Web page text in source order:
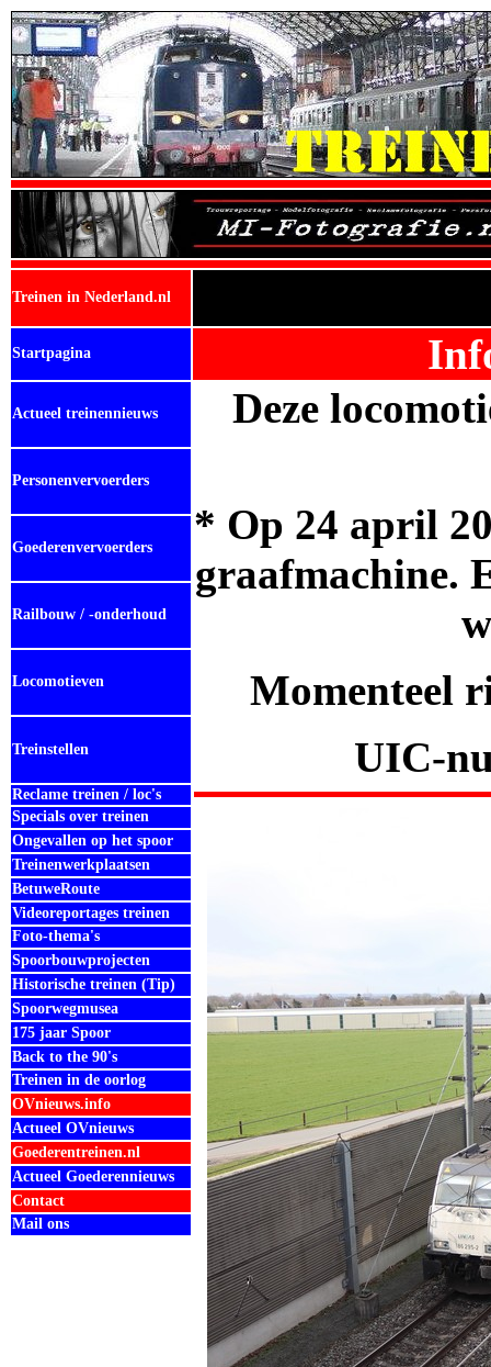
Treinen in Nederland.nl
Startpagina
Actueel treinennieuws Deze
* Op 24 april
graafmachine.
Momenteel
UIC-
Personenvervoerders
Goederenvervoerders
Railbouw / -onderhoud
Locomotieven
Treinstellen
Reclame treinen / loc's
Specials over treinen
Ongevallen op het spoor
Treinenwerkplaatsen
BetuweRoute
Videoreportages treinen
Foto-thema's
Spoorbouwprojecten
Historische treinen (Tip)
Spoorwegmusea
175 jaar Spoor
Back to the 90's
Treinen in de oorlog
OVnieuws.info
Actueel OVnieuws
Goederentreinen.nl
Actueel Goederennieuws
Contact
Mail ons